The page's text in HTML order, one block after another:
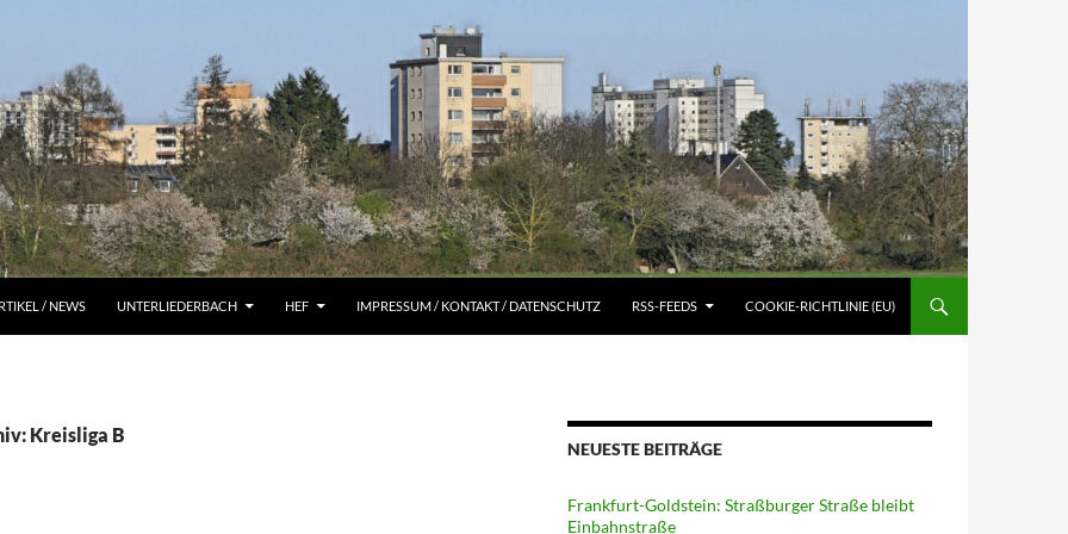
/ NEWS UNTERLIEDERBACH HEF IMPRESSUM / KONTAKT / DATENSCHUTZ RSS-FEEDS COOKIE-RICHTLINIE (EU)
Kreisliga B
NEUESTE BEITRÄGE
Frankfurt-Goldstein: Straßburger Straße bleibt
Einbahnstraße